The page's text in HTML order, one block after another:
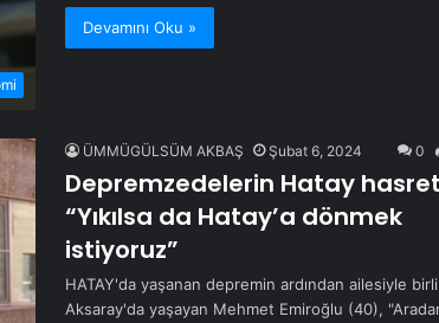
Devamını Oku »
ÜMMÜGÜLSÜM AKBAŞ Şubat 6, 2024 0
Depremzedelerin Hatay
“Yıkılsa da Hatay’a dönmek
istiyoruz”
HATAY'da yaşanan depremin ardından ailesiyle
Aksaray'da yaşayan Mehmet Emiroğlu (40),